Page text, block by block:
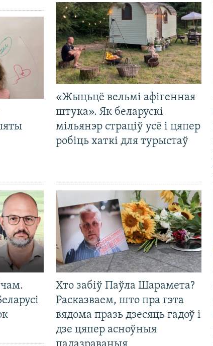
«Жыцьцё вельмі афігенная
штука». Як беларускі
мільянэр страціў усё і цяпер
робіць хаткі для турыстаў
Хто забіў Паўла Шарамета?
Расказваем, што пра гэта
вядома празь дзесяць гадоў і
дзе цяпер асноўныя